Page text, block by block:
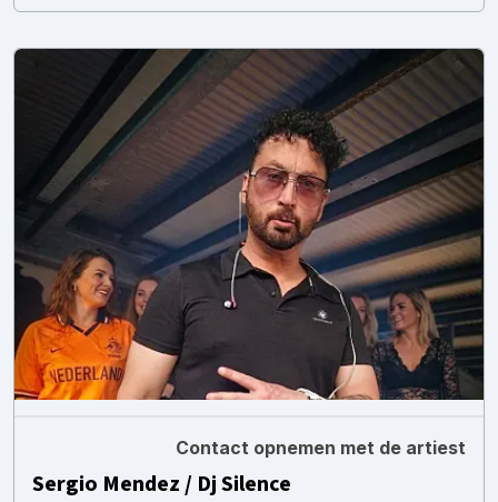
Contact opnemen met de artiest
Sergio Mendez / Dj Silence